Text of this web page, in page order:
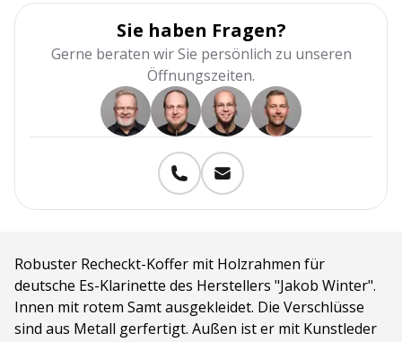
Sie haben Fragen?
Gerne beraten wir Sie persönlich zu unseren
Öffnungszeiten.
Robuster Recheckt-Koffer mit Holzrahmen für
deutsche Es-Klarinette des Herstellers "Jakob Winter".
Innen mit rotem Samt ausgekleidet. Die Verschlüsse
sind aus Metall gerfertigt. Außen ist er mit Kunstleder